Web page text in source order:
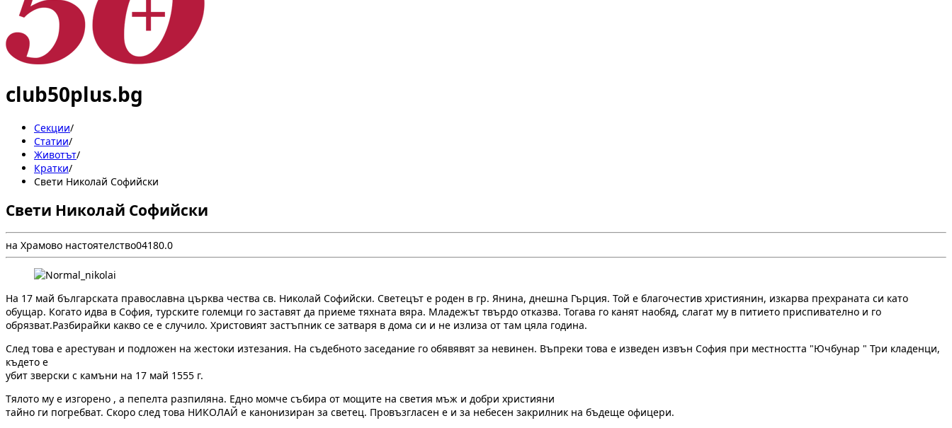
club50plus.bg
Секции/
Статии/
Животът/
Кратки/
Свети Николай Софийски
Свети Николай Софийски
на Храмово настоятелство04180.0
На 17 май българската православна църква чества св. Николай Софийски. Светецът е роден в гр. Янина, днешна Гърция. Той е благочестив християнин, изкарва прехраната си като
обущар. Когато идва в София, турските големци го заставят да приеме тяхната вяра. Младежът твърдо отказва. Тогава го канят наобяд, слагат му в питието приспивателно и го
обрязват.Разбирайки какво се е случило. Христовият застъпник се затваря в дома си и не излиза от там цяла година.
След това е арестуван и подложен на жестоки изтезания. На съдебното заседание го обявявят за невинен. Въпреки това е изведен извън София при местността "Ючбунар " Три кладенци,
където е
убит зверски с камъни на 17 май 1555 г.
Тялото му е изгорено , а пепелта разпиляна. Едно момче събира от мощите на светия мъж и добри християни
тайно ги погребват. Скоро след това НИКОЛАЙ е канонизиран за светец. Провъзгласен е и за небесен закрилник на бъдеще офицери.